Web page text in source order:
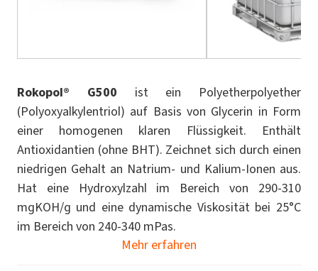
Rokopol® G500 ist ein Polyetherpolyether
(Polyoxyalkylentriol) auf Basis von Glycerin in Form
einer homogenen klaren Flüssigkeit. Enthält
Antioxidantien (ohne BHT). Zeichnet sich durch einen
niedrigen Gehalt an Natrium- und Kalium-Ionen aus.
Hat eine Hydroxylzahl im Bereich von 290-310
mgKOH/g und eine dynamische Viskosität bei 25°C
im Bereich von 240-340 mPas.
Mehr erfahren